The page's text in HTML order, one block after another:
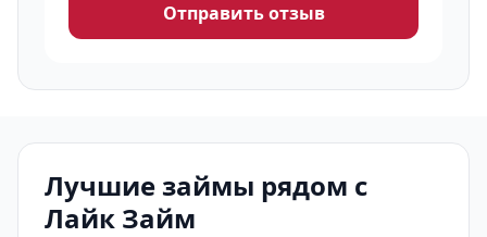
Отправить отзыв
Лучшие займы рядом с
Лайк Займ